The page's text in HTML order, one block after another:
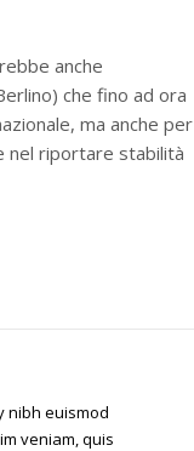
anche
che fino ad ora
ma anche per
nel riportare stabilità
nibh euismod
veniam, quis